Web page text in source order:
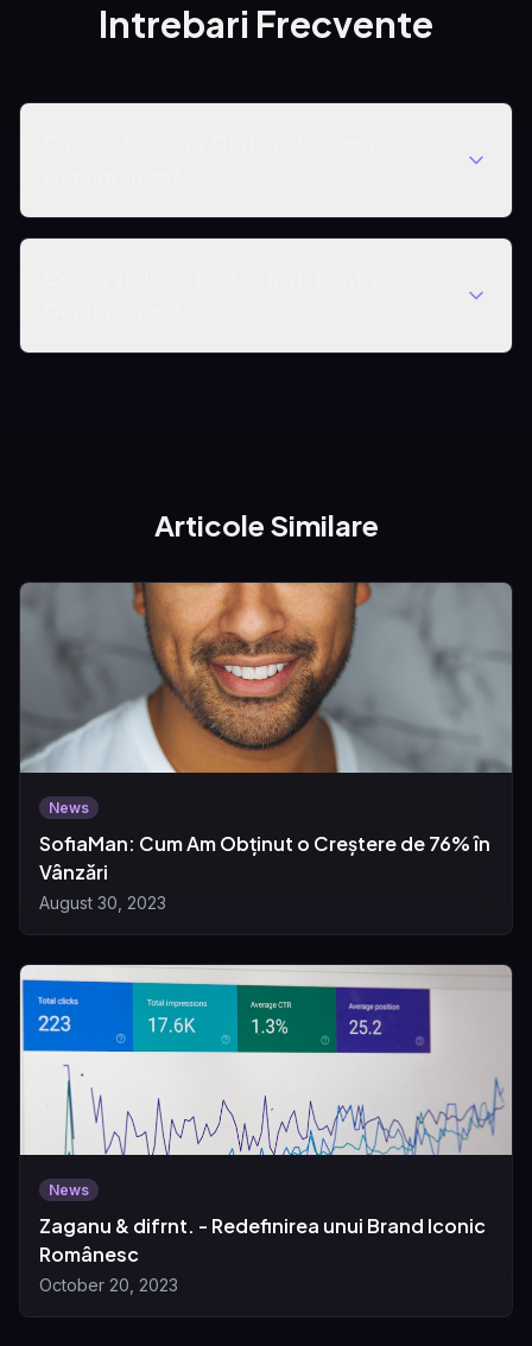
Intrebari Frecvente
Articole Similare
News
SofiaMan: Cum Am Obținut o Creștere de 76% în
Vânzări
August 30, 2023
News
Zaganu & difrnt. - Redefinirea unui Brand Iconic
Românesc
October 20, 2023